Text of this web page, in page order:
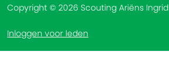
Copyright © 2026 Scouting Ariëns Ingrid
Inloggen voor leden